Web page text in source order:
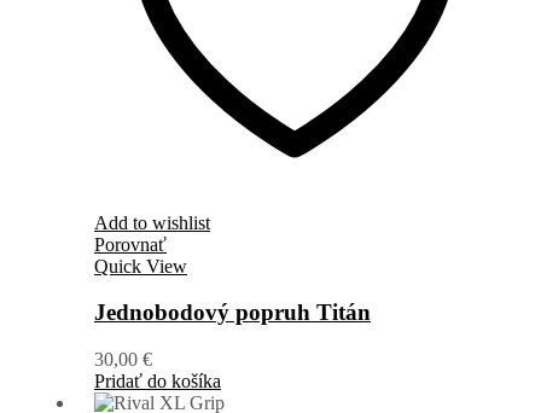
Add to wishlist
Porovnať
Quick View
Jednobodový popruh Titán
30,00 €
Pridať do košíka